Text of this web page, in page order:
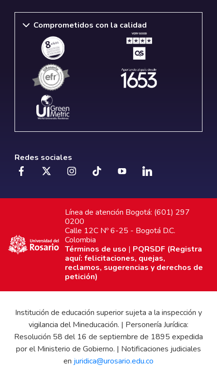
Comprometidos con la calidad
Redes sociales
Línea de atención Bogotá: (601) 297
0200
Calle 12C Nº 6-25 - Bogotá D.C.
Colombia
Términos de uso | PQRSDF (Registra
aquí: felicitaciones, quejas,
reclamos, sugerencias y derechos de
petición)
Institución de educación superior sujeta a la inspección y
vigilancia del Mineducación. | Personería Jurídica:
Resolución 58 del 16 de septiembre de 1895 expedida
por el Ministerio de Gobierno. | Notificaciones judiciales
en juridica@urosario.edu.co